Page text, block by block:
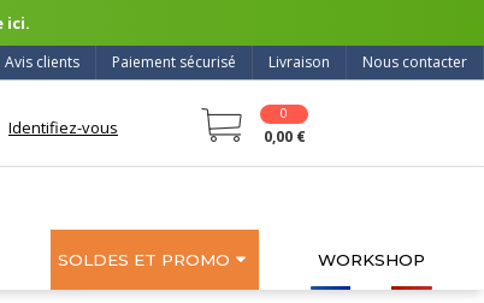
ici.
Nous contacter
Livraison
Paiement sécurisé
Avis clients
Identifiez-vous
0
0,00 €
SOLDES ET PROMO WORKSHOP